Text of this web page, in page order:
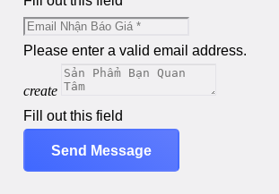
Please enter a valid email address.
create
Fill out this field
Send Message